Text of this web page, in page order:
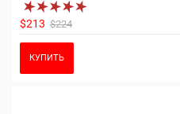
$213 $224
КУПИТЬ